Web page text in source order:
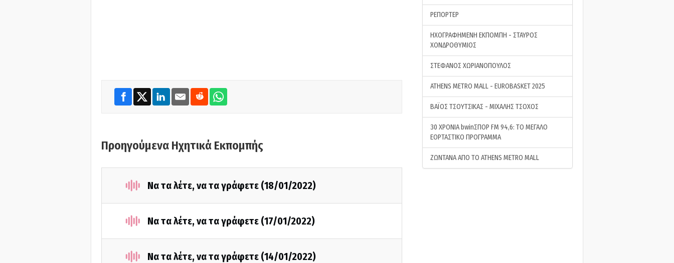
Προηγούμενα Ηχητικά Εκπομπής
Να τα λέτε, να τα γράφετε (18/01/2022)
Να τα λέτε, να τα γράφετε (17/01/2022)
Να τα λέτε, να τα γράφετε (14/01/2022)
ΡΕΠΟΡΤΕΡ
ΗΧΟΓΡΑΦΗΜΕΝΗ ΕΚΠΟΜΠΗ - ΣΤΑΥΡΟΣ
ΧΟΝΔΡΟΘΥΜΙΟΣ
ΣΤΕΦΑΝΟΣ ΧΩΡΙΑΝΟΠΟΥΛΟΣ
ATHENS METRO MALL - EUROBASKET 2025
ΒΑΪΟΣ ΤΣΟΥΤΣΙΚΑΣ - ΜΙΧΑΛΗΣ ΤΣΟΧΟΣ
30 ΧΡΟΝΙΑ bwinΣΠΟΡ FM 94,6: ΤΟ ΜΕΓΑΛΟ
ΕΟΡΤΑΣΤΙΚΟ ΠΡΟΓΡΑΜΜΑ
ΖΩΝΤΑΝΑ ΑΠΟ ΤΟ ATHENS METRO MALL